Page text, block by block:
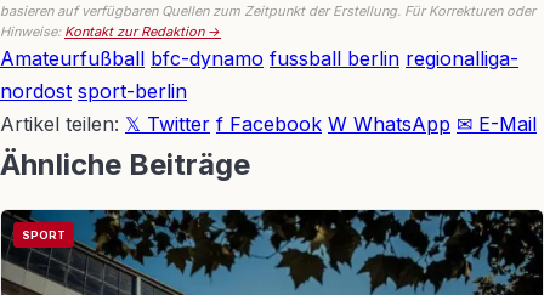
basieren auf verfügbaren Quellen zum Zeitpunkt der Erstellung. Für Korrekturen oder
Hinweise: Kontakt zur Redaktion →
Amateurfußball bfc-dynamo fussball berlin regionalliga-
nordost sport-berlin
Artikel teilen: 𝕏 Twitter f Facebook W WhatsApp ✉ E-Mail
Ähnliche Beiträge
SPORT